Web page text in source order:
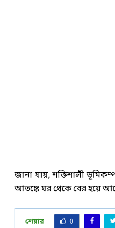
জানা যায়, শক্তিশালী
আতঙ্কে ঘর থেকে বের হয়ে
শেয়ার 0